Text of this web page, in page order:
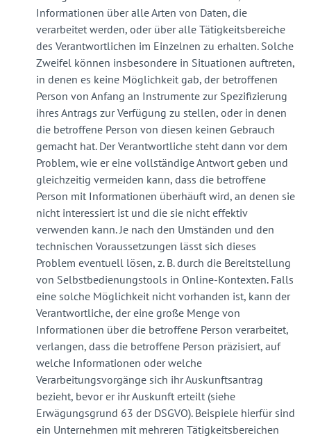
Informationen über alle Arten von Daten, die
verarbeitet werden, oder über alle Tätigkeitsbereiche
des Verantwortlichen im Einzelnen zu erhalten. Solche
Zweifel können insbesondere in Situationen auftreten,
in denen es keine Möglichkeit gab, der betroffenen
Person von Anfang an Instrumente zur Spezifizierung
ihres Antrags zur Verfügung zu stellen, oder in denen
die betroffene Person von diesen keinen Gebrauch
gemacht hat. Der Verantwortliche steht dann vor dem
Problem, wie er eine vollständige Antwort geben und
gleichzeitig vermeiden kann, dass die betroffene
Person mit Informationen überhäuft wird, an denen sie
nicht interessiert ist und die sie nicht effektiv
verwenden kann. Je nach den Umständen und den
technischen Voraussetzungen lässt sich dieses
Problem eventuell lösen, z. B. durch die Bereitstellung
von Selbstbedienungstools in Online-Kontexten. Falls
eine solche Möglichkeit nicht vorhanden ist, kann der
Verantwortliche, der eine große Menge von
Informationen über die betroffene Person verarbeitet,
verlangen, dass die betroffene Person präzisiert, auf
welche Informationen oder welche
Verarbeitungsvorgänge sich ihr Auskunftsantrag
bezieht, bevor er ihr Auskunft erteilt (siehe
Erwägungsgrund 63 der DSGVO). Beispiele hierfür sind
ein Unternehmen mit mehreren Tätigkeitsbereichen